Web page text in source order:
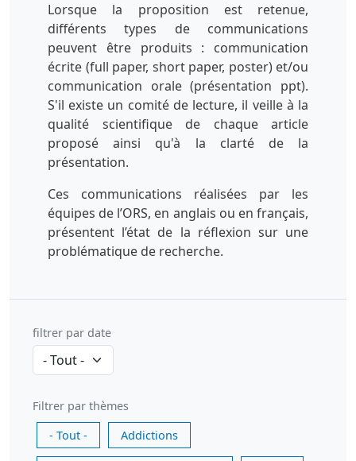
Lorsque la proposition est retenue,
différents types de communications
peuvent être produits : communication
écrite (full paper, short paper, poster) et/ou
communication orale (présentation ppt).
S'il existe un comité de lecture, il veille à la
qualité scientifique de chaque article
proposé ainsi qu'à la clarté de la
présentation.
Ces communications réalisées par les
équipes de l’ORS, en anglais ou en français,
présentent l’état de la réflexion sur une
problématique de recherche.
filtrer par date
Filtrer par thèmes
- Tout -
Addictions